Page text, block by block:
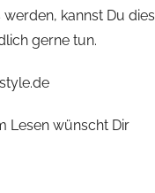
kannst Du dies
gerne tun.
Lesen wünscht Dir